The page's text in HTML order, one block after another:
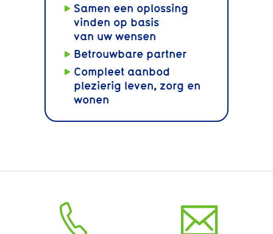
Samen een oplossing
vinden op basis
van uw wensen
Betrouwbare partner
Compleet aanbod
plezierig leven, zorg en
wonen